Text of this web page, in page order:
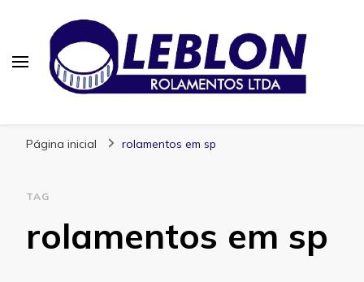
Página inicial rolamentos em sp
TAG
rolamentos em sp